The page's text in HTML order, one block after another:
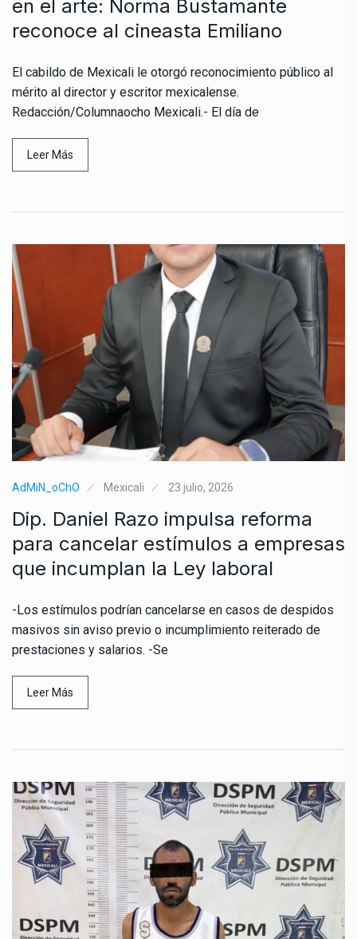
en el arte: Norma Bustamante
reconoce al cineasta Emiliano
El cabildo de Mexicali le otorgó reconocimiento público al
mérito al director y escritor mexicalense.
Redacción/Columnaocho Mexicali.- El día de
Leer Más
AdMiN_oChO Mexicali 23 julio, 2026
Dip. Daniel Razo impulsa reforma
para cancelar estímulos a empresas
que incumplan la Ley laboral
-Los estímulos podrían cancelarse en casos de despidos
masivos sin aviso previo o incumplimiento reiterado de
prestaciones y salarios. -Se
Leer Más